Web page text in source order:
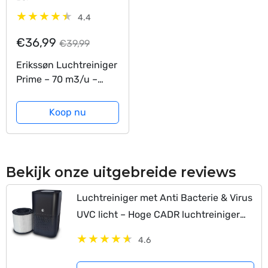
4.4
€36,99 €39,99
Erikssøn Luchtreiniger
Prime – 70 m3/u –
huisstofmijt,
hooikoorts, allergie,
stof – Met HEPA 13
Air Purifier – Clean Air
Koop nu
Bekijk onze uitgebreide reviews
Luchtreiniger met Anti Bacterie & Virus
UVC licht – Hoge CADR luchtreiniger
4.6